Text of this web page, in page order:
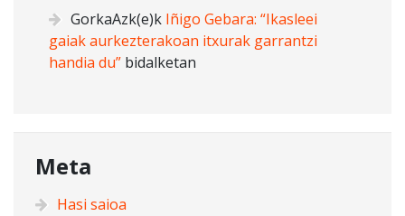
GorkaAzk(e)k Iñigo Gebara: “Ikasleei
gaiak aurkezterakoan itxurak garrantzi
handia du” bidalketan
Meta
Hasi saioa